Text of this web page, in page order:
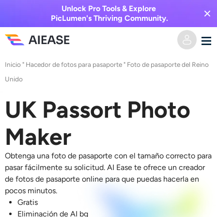
Unlock Pro Tools & Explore
PicLumen's Thriving Community.
Hogar
Texto a video
Imagen a video
Efectos de video
Generador de besos de IA
Efectos de video
Imagen AI
Imagen a imagen
Texto a imagen
Herramientas de IA
Editor y creador de fotos
Precios
Inicio " Hacedor de fotos para pasaporte " Foto de pasaporte del Reino
Unido
UK Passort Photo
Maker
Obtenga una foto de pasaporte con el tamaño correcto para
pasar fácilmente su solicitud. AI Ease te ofrece un creador
de fotos de pasaporte online para que puedas hacerla en
pocos minutos.
Gratis
Eliminación de AI bg